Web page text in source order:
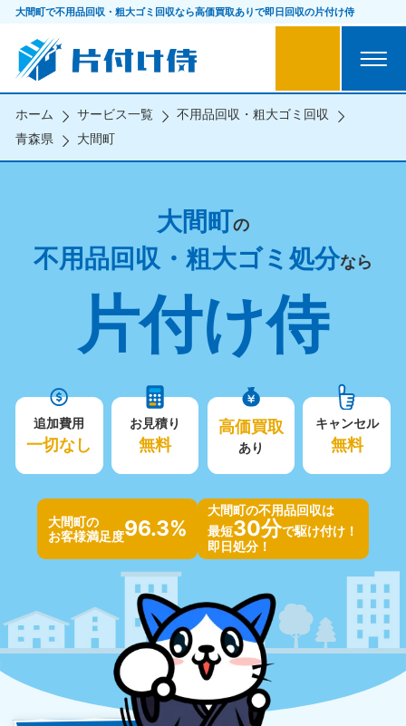
大間町で不用品回収・粗大ゴミ回収なら高価買取ありで即日回収の片付け侍
ホーム サービス一覧
不用品回収・粗大ゴミ回収
青森県
大間町
大間町の
不用品回収・粗大ゴミ処分なら
片付け侍
追加費用
一切なし
お見積り
無料
高価買取
あり
キャンセル
無料
大間町の
お客様満足度96.3%
大間町の不用品回収は
最短30分で駆け付け！
即日処分！